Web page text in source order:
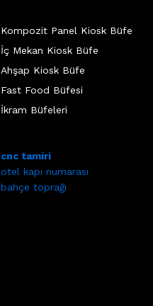
Kompozit Panel Kiosk Büfe
İç Mekan Kiosk Büfe
Ahşap Kiosk Büfe
Fast Food Büfesi
İkram Büfeleri
cnc tamiri
otel kapı numarası
bahçe toprağı